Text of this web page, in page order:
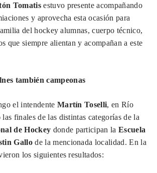
Tomatisestuvo presente acompañando
y aprovecha esta ocasión para
del hockey alumnas, cuerpo técnico,
que siempre alientan y acompañan a este
también campeonas
el intendente Martín Toselli, en Río
finales de las distintas categorías de la
de Hockey donde participan laEscuela
Gallo de la mencionada localidad. En la
los siguientes resultados: